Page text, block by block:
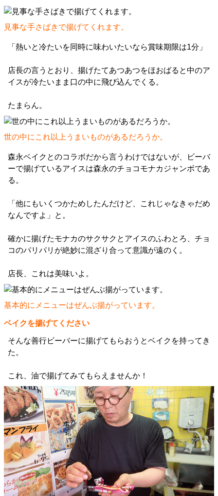
見事な手さばきで揚げてくれます。
「熱いと冷たいを同時に味わいたいなら賞味期限は1分」
店長の言うとおり、揚げたてあつあつをほおばると中のア
イスが冷たいまま口の中に飛び込んでくる。
たまらん。
世の中にこれ以上うまいものがあるだろうか。
森永ベイクとのコラボだから言うわけではないが、ビーバ
ーで揚げているアイスは森永のチョコモナカジャンボであ
る。
「他にもいくつかためしたんだけど、これじゃなきゃだめ
なんですよ」と。
確かに揚げたモナカのサクサクとアイスのふわとろ、チョ
コのパリパリが絶妙に混ざり合って意識が遠のく。
店長、これは美味いよ。
基本的にメニューはぜんぶ揚がっています。
ベイクを揚げてください
そんな善行ビーバーに揚げてもらおうとベイクを持ってき
た。
これ、油で揚げてみてもらえませんか！